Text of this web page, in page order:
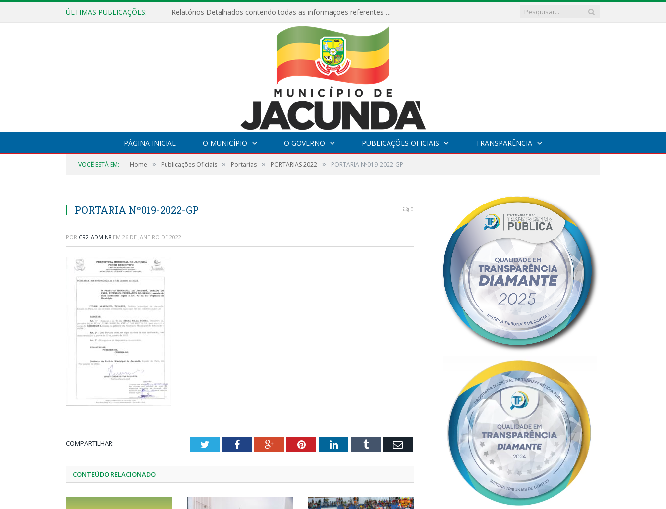
ÚLTIMAS PUBLICAÇÕES: Relatórios Detalhados contendo todas as informações referentes a execução de recursos destinados ao fomento de projetos culturais no Município de Jacundá entre os anos de 2022 ao presente ano de 2026.
PÁGINA INICIAL O MUNICÍPIO O GOVERNO PUBLICAÇÕES OFICIAIS TRANSPARÊNCIA
VOCÊ ESTÁ EM: Home » Publicações Oficiais » Portarias » PORTARIAS 2022 » PORTARIA Nº019-2022-GP
PORTARIA Nº019-2022-GP 0
POR CR2-ADMIN8 EM 26 DE JANEIRO DE 2022
COMPARTILHAR: TwitterFacebookGoogle+PinterestLinkedInTumblr Email
CONTEÚDO RELACIONADO